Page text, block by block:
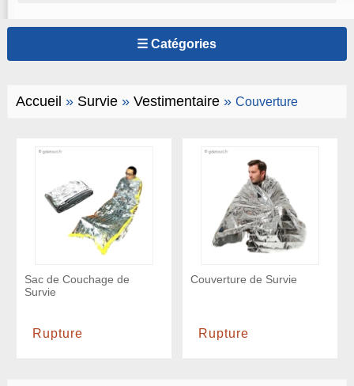
☰ Catégories
Accueil » Survie» Vestimentaire» Couverture
Sac de Couchage de
Survie
Rupture
Couverture de Survie
Rupture